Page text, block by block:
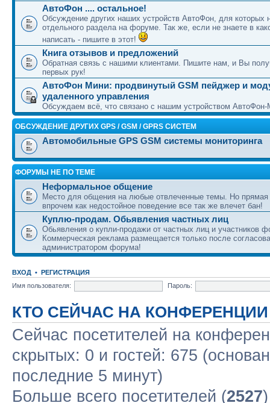
АвтоФон .... остальное!
Обсуждение других наших устройств АвтоФон, для которых
отдельного раздела на форуме. Так же, если не знаете в
написать - пишите в этот!
Книга отзывов и предложений
Обратная связь с нашими клиентами. Пишите нам, и Вы
первых рук!
АвтоФон Мини: продвинутый GSM пейджер и
удаленного управления
Обсуждаем всё, что связано с нашим устройством
ОБСУЖДЕНИЕ ДРУГИХ GPS / GSM / GPRS СИСТЕМ
Автомобильные GPS GSM системы мониторинга
ФОРУМЫ НЕ ПО ТЕМЕ
Неформальное общение
Место для общения на любые отвлеченные темы. Но прямая
впрочем как недостойное поведение все так же влечет бан!
Куплю-продам. Обьявления частных лиц
Обьявления о купли-продажи от частных лиц и участников
Коммерческая реклама размещается только после
администратором форума!
ВХОД • РЕГИСТРАЦИЯ
Имя пользователя:
Пароль:
КТО СЕЙЧАС НА КОНФЕРЕНЦИИ
Сейчас посетителей на
скрытых: 0 и гостей: 675
последние 5 минут)
Больше всего посетителей (2527